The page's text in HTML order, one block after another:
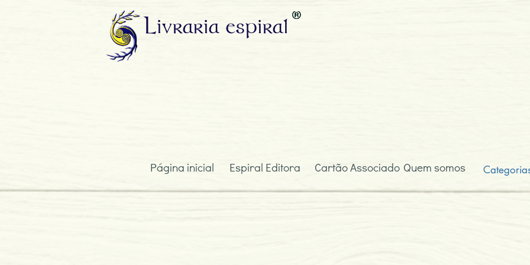
Livraria espiral
Página inicial Espiral Editora Cartão Associado Quem somos